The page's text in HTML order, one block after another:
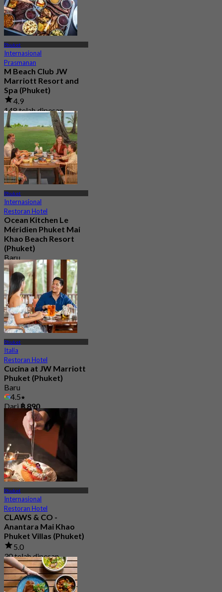
Phuket
Internasional
Prasmanan
M Beach Club JW
Marriott Resort and
Spa (Phuket)
4.9
148 telah dipesan
Dari฿ 795
Phuket
Internasional
Restoran Hotel
Ocean Kitchen Le
Méridien Phuket Mai
Khao Beach Resort
(Phuket)
Baru
4.6
Dari฿ 445
Phuket
Italia
Restoran Hotel
Cucina at JW Marriott
Phuket (Phuket)
Baru
4.5
Dari฿ 890
Phuket
Internasional
Restoran Hotel
CLAWS & CO -
Anantara Mai Khao
Phuket Villas (Phuket)
5.0
30 telah dipesan
Dari฿ 1,045